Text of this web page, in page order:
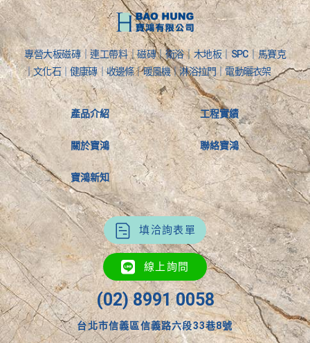
專營大板磁磚｜連工帶料｜磁磚｜衛浴｜木地板｜SPC｜馬賽克
｜文化石｜健康磚｜收邊條｜暖風機｜淋浴拉門｜電動曬衣架
產品介紹
關於寶鴻
寶鴻新知
工程實績
聯絡寶鴻
填洽詢表單
線上詢問
(02) 8991 0058
台北市信義區信義路六段33巷8號